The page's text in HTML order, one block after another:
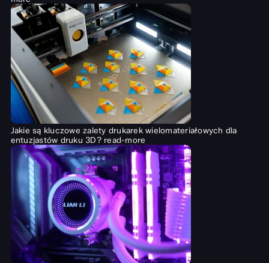
Jakie są kluczowe zalety drukarek wielomateriałowych dla
entuzjastów druku 3D? read-more